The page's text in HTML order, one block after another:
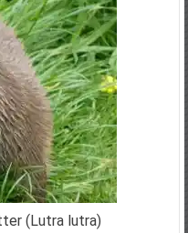
(Lutra lutra)